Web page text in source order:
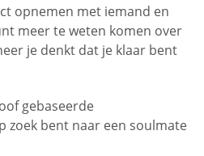
opnemen met iemand en
meer te weten komen over
je denkt dat je klaar bent
gebaseerde
zoek bent naar een soulmate